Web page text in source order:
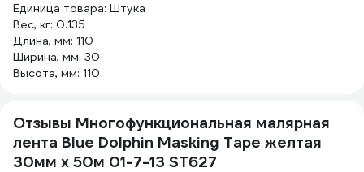
Единица товара: Штука
Вес, кг: 0.135
Длина, мм: 110
Ширина, мм: 30
Высота, мм: 110
Отзывы Многофункциональная малярная
лента Blue Dolphin Masking Tape желтая
30мм х 50м 01-7-13 ST627